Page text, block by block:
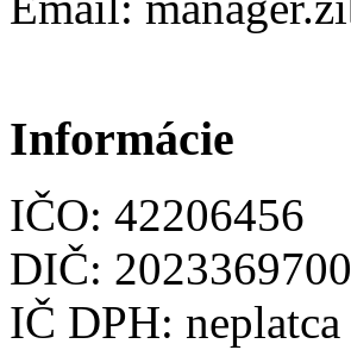
Informácie
IČO: 42206456
DIČ: 2023369700
IČ DPH: